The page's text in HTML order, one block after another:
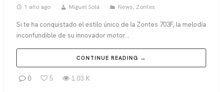
1 año ago Miguel Solá News, Zontes
Si te ha conquistado el estilo único de la Zontes 703F, la melodía
inconfundible de su innovador motor...
CONTINUE READING →
0 5 1.03 K